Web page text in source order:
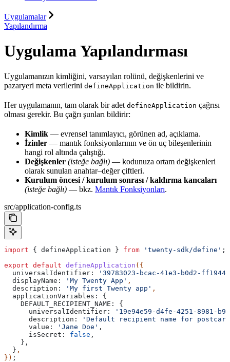
Uygulamalar
Yapılandırma
Uygulama Yapılandırması
Uygulamanızın kimliğini, varsayılan rolünü, değişkenlerini ve
pazaryeri meta verilerini defineApplication ile bildirin.
Her uygulamanın, tam olarak bir adet defineApplication çağrısı
olması gerekir. Bu çağrı şunları bildirir:
Kimlik — evrensel tanımlayıcı, görünen ad, açıklama.
İzinler — mantık fonksiyonlarının ve ön uç bileşenlerinin
hangi rol altında çalıştığı.
Değişkenler (isteğe bağlı) — kodunuza ortam değişkenleri
olarak sunulan anahtar–değer çiftleri.
Kurulum öncesi / kurulum sonrası / kaldırma kancaları
(isteğe bağlı) — bkz. Mantık Fonksiyonları.
src/application-config.ts
import { defineApplication } from 'twenty-sdk/define' ;
export default defineApplication ({
  universalIdentifier:
'39783023-bcac-41e3-b0d2-
  displayName:
'My Twenty App' ,
  description:
'My first Twenty app' ,
  applicationVariables:
{
    DEFAULT_RECIPIENT_NAME:
{
      universalIdentifier:
'19e94e59-d4fe-4251-8981-
      description:
'Default recipient name for
      value:
'Jane Doe' ,
      isSecret:
false ,
    },
  }
,
}) ;